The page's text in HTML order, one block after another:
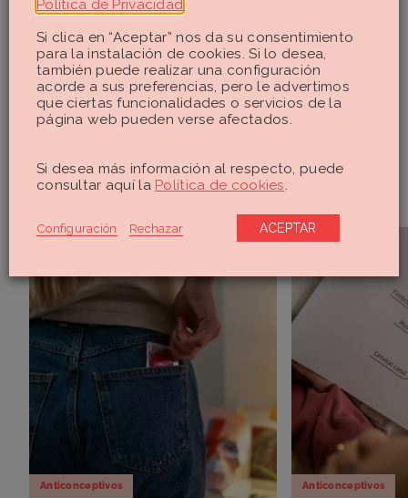
¡Queremos saberlo!
Anticonceptivos
Anticonceptivos Anticonceptivos
Política de Privacidad
Si clica en “Aceptar” nos da su consentimiento
para la instalación de cookies. Si lo desea,
también puede realizar una configuración
acorde a sus preferencias, pero le advertimos
que ciertas funcionalidades o servicios de la
página web pueden verse afectados.
Si desea más información al respecto, puede
consultar aquí la Política de cookies.
Configuración Rechazar ACEPTAR